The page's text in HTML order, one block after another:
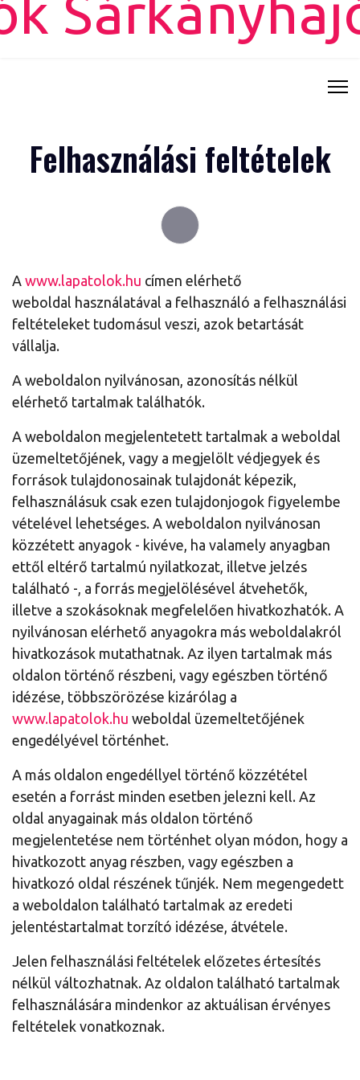
Felhasználási feltételek
A www.lapatolok.hu címen elérhető
weboldal használatával a felhasználó a felhasználási
feltételeket tudomásul veszi, azok betartását
vállalja.
A weboldalon nyilvánosan, azonosítás nélkül
elérhető tartalmak találhatók.
A weboldalon megjelentetett tartalmak a weboldal
üzemeltetőjének, vagy a megjelölt védjegyek és
források tulajdonosainak tulajdonát képezik,
felhasználásuk csak ezen tulajdonjogok figyelembe
vételével lehetséges. A weboldalon nyilvánosan
közzétett anyagok - kivéve, ha valamely anyagban
ettől eltérő tartalmú nyilatkozat, illetve jelzés
található -, a forrás megjelölésével átvehetők,
illetve a szokásoknak megfelelően hivatkozhatók. A
nyilvánosan elérhető anyagokra más weboldalakról
hivatkozások mutathatnak. Az ilyen tartalmak más
oldalon történő részbeni, vagy egészben történő
idézése, többszörözése kizárólag a
www.lapatolok.hu weboldal üzemeltetőjének
engedélyével történhet.
A más oldalon engedéllyel történő közzététel
esetén a forrást minden esetben jelezni kell. Az
oldal anyagainak más oldalon történő
megjelentetése nem történhet olyan módon, hogy a
hivatkozott anyag részben, vagy egészben a
hivatkozó oldal részének tűnjék. Nem megengedett
a weboldalon található tartalmak az eredeti
jelentéstartalmat torzító idézése, átvétele.
Jelen felhasználási feltételek előzetes értesítés
nélkül változhatnak. Az oldalon található tartalmak
felhasználására mindenkor az aktuálisan érvényes
feltételek vonatkoznak.